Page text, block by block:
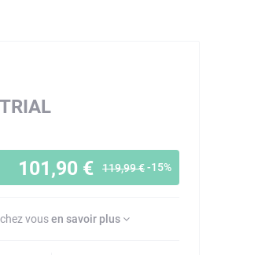
101,90 € 119,99 €-15%
vousen savoir plus